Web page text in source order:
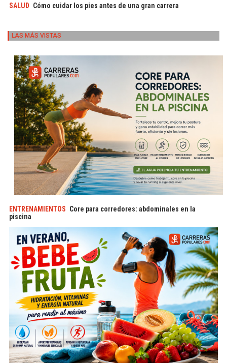
SALUD Cómo cuidar los pies antes de una gran carrera
LAS MÁS VISTAS
ENTRENAMIENTOS Core para corredores: abdominales en la
piscina